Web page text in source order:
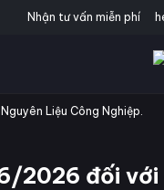
Nhận tư vấn miễn phí
Liệu Công Nghiệp.
2026 đối với